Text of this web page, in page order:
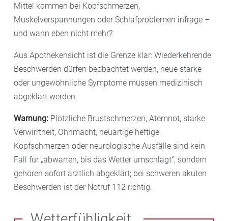
Mittel kommen bei Kopfschmerzen,
Muskelverspannungen oder Schlafproblemen infrage –
und wann eben nicht mehr?
Aus Apothekensicht ist die Grenze klar: Wiederkehrende
Beschwerden dürfen beobachtet werden, neue starke
oder ungewöhnliche Symptome müssen medizinisch
abgeklärt werden.
Warnung: Plötzliche Brustschmerzen, Atemnot, starke
Verwirrtheit, Ohnmacht, neuartige heftige
Kopfschmerzen oder neurologische Ausfälle sind kein
Fall für „abwarten, bis das Wetter umschlägt“, sondern
gehören sofort ärztlich abgeklärt; bei schweren akuten
Beschwerden ist der Notruf 112 richtig.